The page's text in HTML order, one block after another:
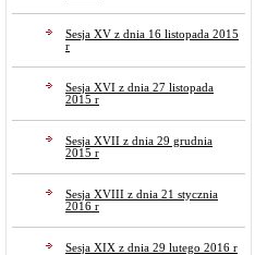
Sesja XV z dnia 16 listopada 2015
r
Sesja XVI z dnia 27 listopada
2015 r
Sesja XVII z dnia 29 grudnia
2015 r
Sesja XVIII z dnia 21 stycznia
2016 r
Sesja XIX z dnia 29 lutego 2016 r